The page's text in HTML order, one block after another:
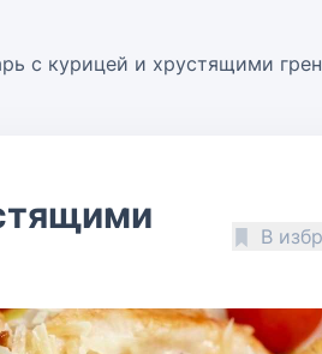
с курицей и хрустящими
В